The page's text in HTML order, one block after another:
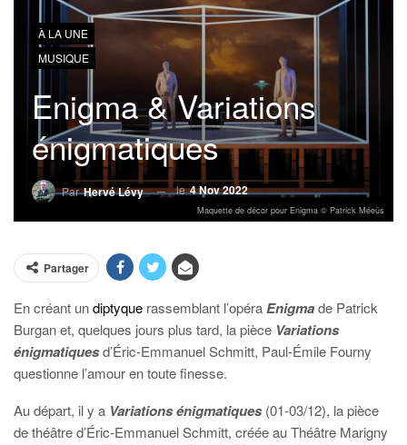
À LA UNE
MUSIQUE
Enigma & Variations
énigmatiques
ParHervé Lévy le4 Nov 2022
Maquette de décor pour Enigma © Patrick Méeüs
Partager
En créant undiptyque rassemblant l’opéraEnigmade Patrick
Burgan et, quelques jours plus tard, la pièce Variations
énigmatiquesd’Éric-Emmanuel Schmitt, Paul-Émile Fourny
questionne l’amour en toute finesse.
Au départ, il y a Variations énigmatiques(01-03/12), la pièce
de théâtre d’Éric-Emmanuel Schmitt, créée au Théâtre Marigny